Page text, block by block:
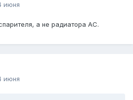
июня
а не радиатора АС.
июня